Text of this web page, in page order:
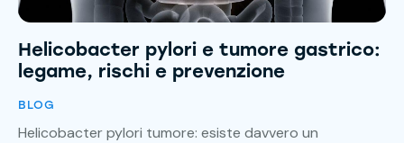
Helicobacter pylori e tumore gastrico:
legame, rischi e prevenzione
BLOG
Helicobacter pylori tumore: esiste davvero un